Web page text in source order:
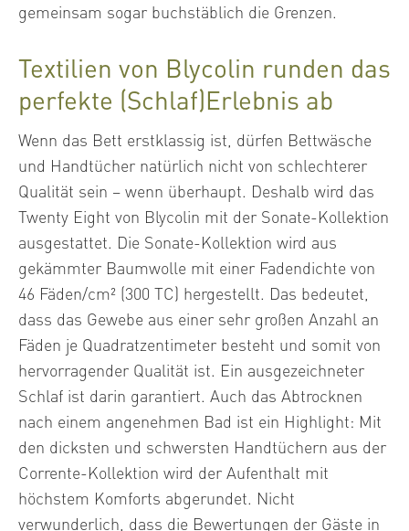
gemeinsam sogar buchstäblich die Grenzen.
Textilien von Blycolin runden das
perfekte (Schlaf)Erlebnis ab
Wenn das Bett erstklassig ist, dürfen Bettwäsche
und Handtücher natürlich nicht von schlechterer
Qualität sein – wenn überhaupt. Deshalb wird das
Twenty Eight von Blycolin mit der Sonate-Kollektion
ausgestattet. Die Sonate-Kollektion wird aus
gekämmter Baumwolle mit einer Fadendichte von
46 Fäden/cm² (300 TC) hergestellt. Das bedeutet,
dass das Gewebe aus einer sehr großen Anzahl an
Fäden je Quadratzentimeter besteht und somit von
hervorragender Qualität ist. Ein ausgezeichneter
Schlaf ist darin garantiert. Auch das Abtrocknen
nach einem angenehmen Bad ist ein Highlight: Mit
den dicksten und schwersten Handtüchern aus der
Corrente-Kollektion wird der Aufenthalt mit
höchstem Komforts abgerundet. Nicht
verwunderlich, dass die Bewertungen der Gäste in